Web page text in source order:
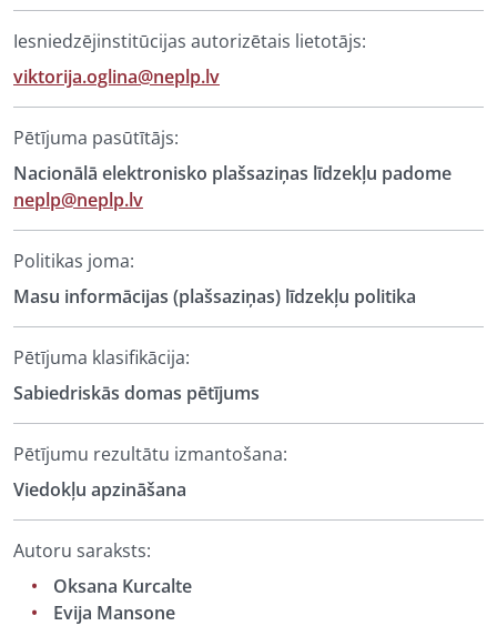
Iesniedzējinstitūcijas autorizētais lietotājs:
viktorija.oglina@neplp.lv
Pētījuma pasūtītājs:
Nacionālā elektronisko plašsaziņas līdzekļu padome
neplp@neplp.lv
Politikas joma:
Masu informācijas (plašsaziņas) līdzekļu politika
Pētījuma klasifikācija:
Sabiedriskās domas pētījums
Pētījumu rezultātu izmantošana:
Viedokļu apzināšana
Autoru saraksts:
Oksana Kurcalte
Evija Mansone